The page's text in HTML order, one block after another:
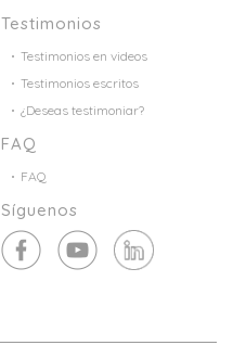
Testimonios
Testimonios en videos
Testimonios escritos
¿Deseas testimoniar?
FAQ
FAQ
Síguenos